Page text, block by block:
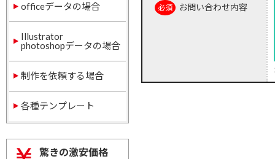
officeデータの場合
Illustrator
photoshopデータの場合
制作を依頼する場合
各種テンプレート
驚きの激安価格
お問い合わせ内容